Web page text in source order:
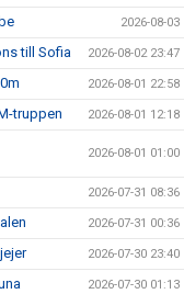
2026-08-03
till Sofia 2026-08-02 23:47
2026-08-01 22:58
truppen 2026-08-01 12:18
2026-08-01 01:00
2026-07-31 08:36
2026-07-31 00:36
2026-07-30 23:40
2026-07-30 01:13